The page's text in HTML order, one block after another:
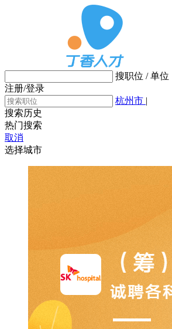
搜职位 / 单位
注册/登录
杭州市 |
搜索历史
热门搜索
取消
选择城市